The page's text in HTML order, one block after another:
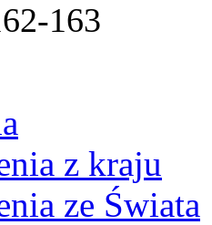
163
z kraju
ze Świata